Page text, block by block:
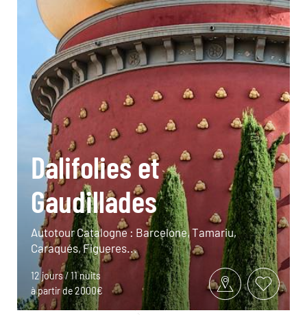
Dalifolies et
Gaudillades
Autotour Catalogne : Barcelone, Tamariu,
Caraqués, Figueres...
12 jours / 11 nuits
à partir de 2000€